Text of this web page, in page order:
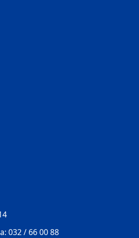
032 / 66 00 88